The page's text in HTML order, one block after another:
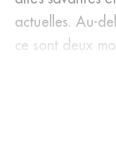
actuelles. Au-
ce sont deux